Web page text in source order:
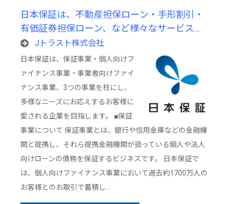
日本保証は、不動産担保ローン・手形割引・
有価証券担保ローン、など様々なサービスを
展開するトータルファイナンスカンパニーで
す。
Jトラスト株式会社
日本保証は、保証事業・個人向けフ
ァイナンス事業・事業者向けファイ
ナンス事業、3つの事業を柱にし、
多様なニーズにお応えするお客様に
愛される企業を目指します。 ■保証
事業について 保証事業とは、銀行や信用金庫などの金融機
関と提携し、それら提携金融機関が扱っている個人や法人
向けローンの債務を保証するビジネスです。 日本保証で
は、個人向けファイナンス事業において過去約1700万人の
お客様とのお取引で蓄積し…